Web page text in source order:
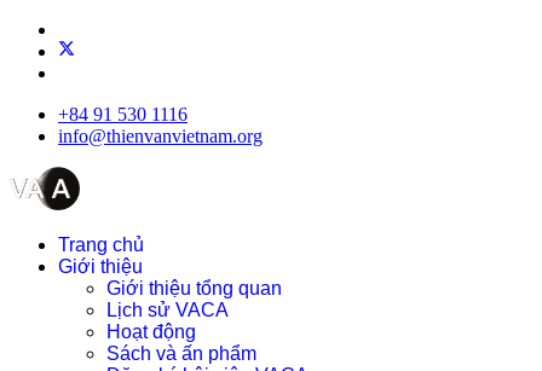
+84 91 530 1116
info@thienvanvietnam.org
Trang chủ
Giới thiệu
Giới thiệu tổng quan
Lịch sử VACA
Hoạt động
Sách và ấn phẩm